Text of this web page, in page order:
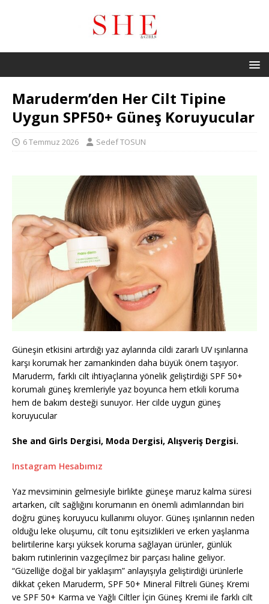
Maruderm’den Her Cilt Tipine
Uygun SPF50+ Güneş Koruyucular
6 Temmuz 2026 Sedef TOSUN
Güneşin etkisini artırdığı yaz aylarında cildi zararlı UV ışınlarına
karşı korumak her zamankinden daha büyük önem taşıyor.
Maruderm, farklı cilt ihtiyaçlarına yönelik geliştirdiği SPF 50+
korumalı güneş kremleriyle yaz boyunca hem etkili koruma
hem de bakım desteği sunuyor. Her cilde uygun güneş
koruyucular
She and Girls Dergisi, Moda Dergisi, Alışveriş Dergisi.
Instagram Hesabımız
Yaz mevsiminin gelmesiyle birlikte güneşe maruz kalma süresi
artarken, cilt sağlığını korumanın en önemli adımlarından biri
doğru güneş koruyucu kullanımı oluyor. Güneş ışınlarının neden
olduğu leke oluşumu, cilt tonu eşitsizlikleri ve erken yaşlanma
belirtilerine karşı yüksek koruma sağlayan ürünler, günlük
bakım rutinlerinin vazgeçilmez bir parçası haline geliyor.
“Güzelliğe doğal bir yaklaşım” anlayışıyla geliştirdiği ürünlerle
dikkat çeken Maruderm, SPF 50+ Mineral Filtreli Güneş Kremi
ve SPF 50+ Karma ve Yağlı Ciltler İçin Güneş Kremi ile farklı cilt